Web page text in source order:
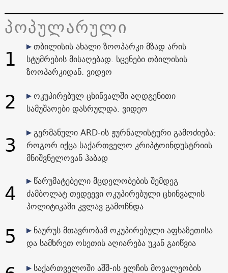
პოპულარული
1
თბილისის ახალი ზოოპარკი მზად არის
სტუმრების მისაღებად. სცენები თბილისის
ზოოპარკიდან. ვიდეო
2
ოკუპირებულ ცხინვალში აღდგენითი
სამუშაოები დასრულდა. ვიდეო
3
გერმანული ARD-ის ჟურნალისტური გამოძიება:
როგორ იქცა საქართველო კრიპტოინდუსტრიის
მნიშვნელოვან ჰაბად
4
წარუმატებელი მცდელობების შემდეგ
ძამბოლატ თედეევი ოკუპირებული ცხინვალის
პოლიტიკაში კვლავ გამოჩნდა
5
ნაურუს მთავრობამ ოკუპირებული აფხაზეთისა
და სამხრეთ ოსეთის აღიარება უკან გაიწვია
საქართველოში აშშ-ის ელჩის მოვალეობის